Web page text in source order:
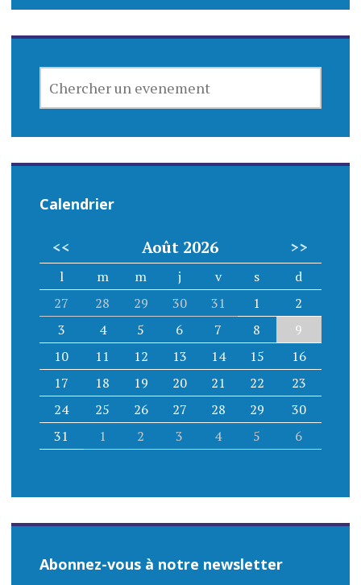
UN
Calendrier
<< Août 2026 >>
l m m j v s
d
27
28 29 30 31 1
2
3
4 5 6 7 8
9
10
11 12 13 14 15
16
17
18 19 20 21 22
23
24
25 26 27 28 29
30
31
1 2 3 4 5 6
Abonnez-vous à notre newsletter